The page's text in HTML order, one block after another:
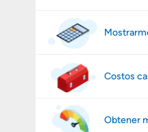
Costos
Obtener